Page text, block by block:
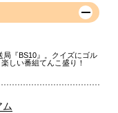
局『BS10』。クイズにゴル
しい番組てんこ盛り！
ム